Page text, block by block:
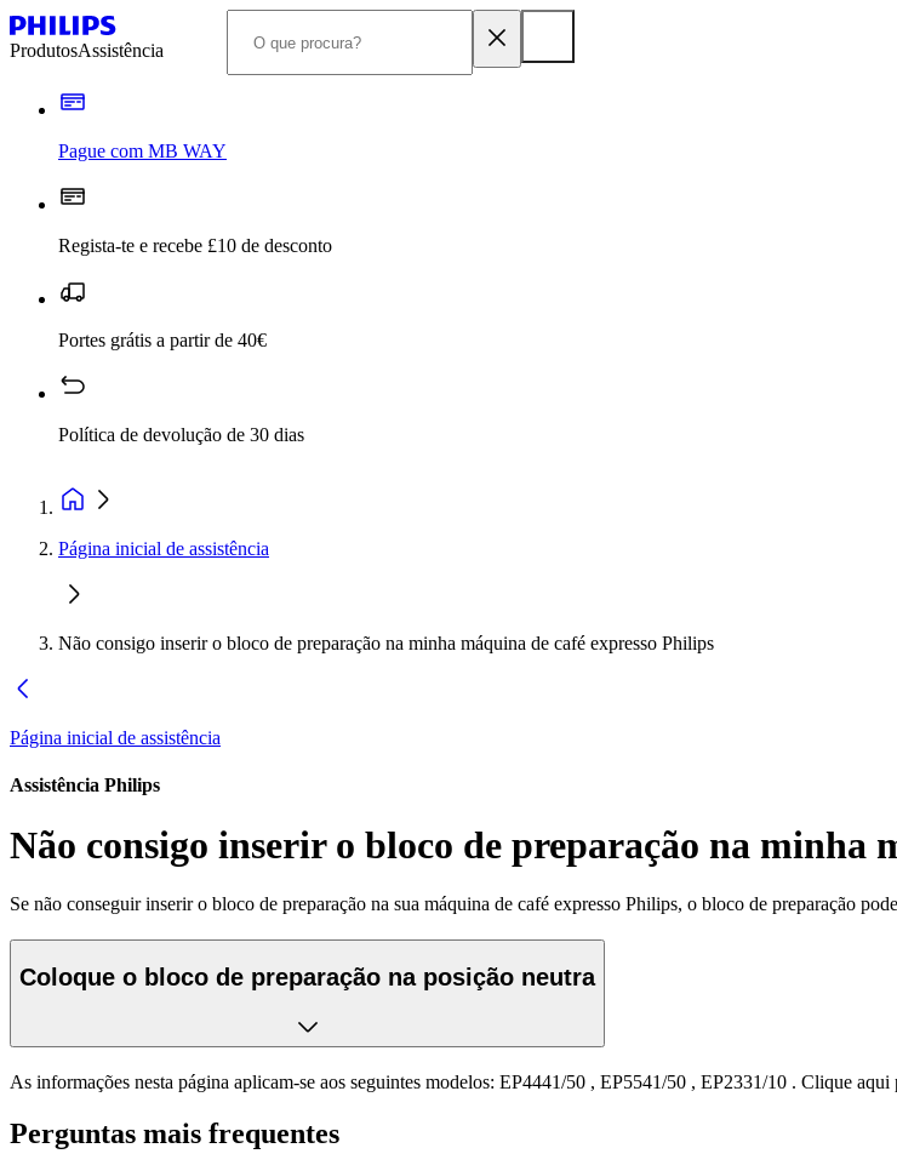
ProdutosAssistência
Pague com MB WAY
Regista-te e recebe £10 de desconto
Portes grátis a partir de 40€
Política de devolução de 30 dias
Página inicial de assistência
Não consigo inserir o bloco de preparação na minha máquina de café expresso Philips
Página inicial de assistência
Assistência Philips
Não consigo inserir o bloco de preparação na minha
Se não conseguir inserir o bloco de preparação na sua máquina de café expresso Philips, o bloco de preparação
Coloque o bloco de preparação na posição neutra
As informações nesta página aplicam-se aos seguintes modelos: EP4441/50 , EP5541/50 , EP2331/10 . Clique aqui
Perguntas mais frequentes